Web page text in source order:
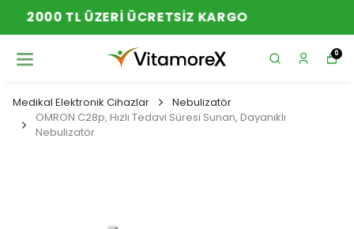
YENI SEZON ÜRÜNLER
0
Medikal Elektronik Cihazlar
Nebulizatör
OMRON C28p, Hızlı Tedavi Süresi Sunan, Dayanıklı
Nebulizatör